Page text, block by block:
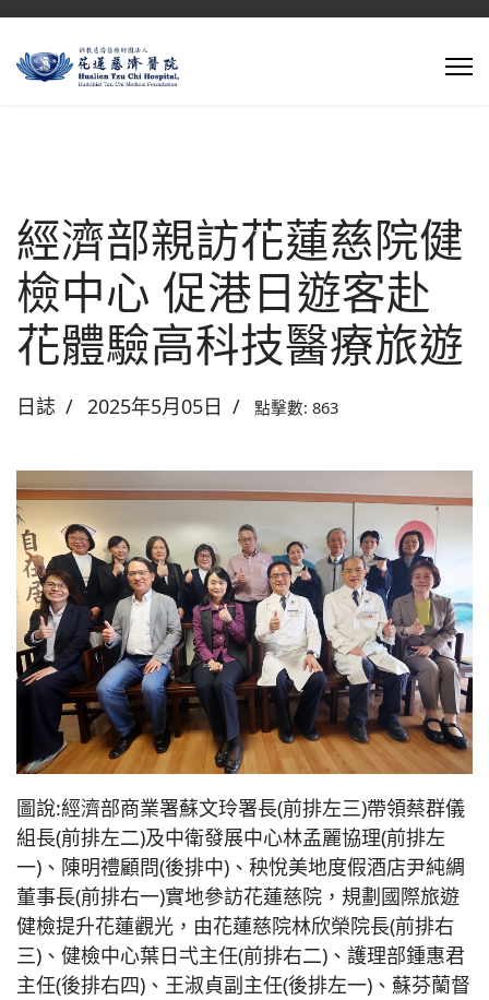
經濟部親訪花蓮慈院健
檢中心 促港日遊客赴
花體驗高科技醫療旅遊
日誌 2025年5月05日 點擊數: 863
圖說:經濟部商業署蘇文玲署長(前排左三)帶領蔡群儀
組長(前排左二)及中衛發展中心林孟麗協理(前排左
一)、陳明禮顧問(後排中)、秧悅美地度假酒店尹純綢
董事長(前排右一)實地參訪花蓮慈院，規劃國際旅遊
健檢提升花蓮觀光，由花蓮慈院林欣榮院長(前排右
三)、健檢中心葉日弌主任(前排右二)、護理部鍾惠君
主任(後排右四)、王淑貞副主任(後排左一)、蘇芬蘭督